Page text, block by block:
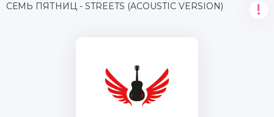
СЕМЬ ПЯТНИЦ - STREETS (ACOUSTIC VERSION) !